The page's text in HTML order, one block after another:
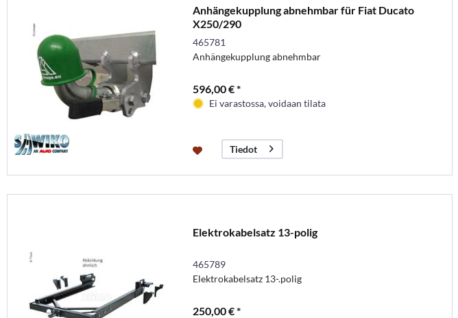
Anhängekupplung abnehmbar für Fiat Ducato
X250/290
465781
Anhängekupplung abnehmbar
596,00 € *
Ei varastossa, voidaan tilata
Tiedot
Elektrokabelsatz 13-polig
465789
Elektrokabelsatz 13-.polig
250,00 € *